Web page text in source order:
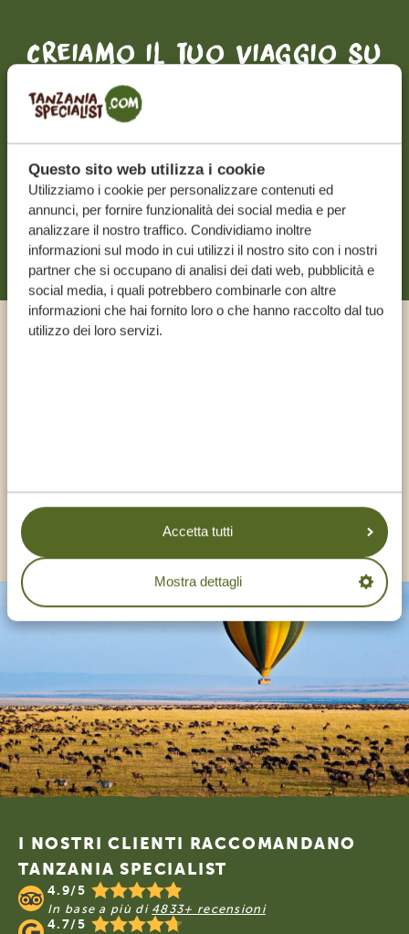
Questo sito web utilizza i cookie
Utilizziamo i cookie per personalizzare contenuti ed
annunci, per fornire funzionalità dei social media e per
analizzare il nostro traffico. Condividiamo inoltre
informazioni sul modo in cui utilizzi il nostro sito con i nostri
partner che si occupano di analisi dei dati web, pubblicità e
social media, i quali potrebbero combinarle con altre
informazioni che hai fornito loro o che hanno raccolto dal tuo
utilizzo dei loro servizi.
Accetta tutti
Mostra dettagli
Creiamo il tuo viaggio su
INIZIA A PIANIFICARE IL VIAGGIO DEI TUOI
SOGNI
ALTRI PAESI
Footer
I NOSTRI CLIENTI RACCOMANDANO
TANZANIA SPECIALIST
4.9/5
In base a più di 4833+ recensioni
4.7/5